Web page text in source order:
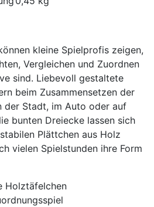
kleine Spielprofis zeigen,
Vergleichen und Zuordnen
sind. Liebevoll gestaltete
beim Zusammensetzen der
der Stadt, im Auto oder auf
bunten Dreiecke lassen sich
Plättchen aus Holz
vielen Spielstunden ihre Form
Holztäfelchen